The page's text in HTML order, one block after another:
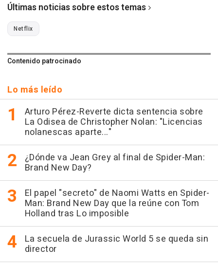
Últimas noticias sobre estos temas
Netflix
Contenido patrocinado
Lo más leído
Arturo Pérez-Reverte dicta sentencia sobre
La Odisea de Christopher Nolan: "Licencias
nolanescas aparte..."
¿Dónde va Jean Grey al final de Spider-Man:
Brand New Day?
El papel "secreto" de Naomi Watts en Spider-
Man: Brand New Day que la reúne con Tom
Holland tras Lo imposible
La secuela de Jurassic World 5 se queda sin
director